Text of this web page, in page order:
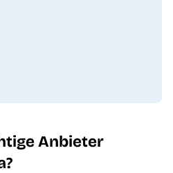
Anbieter